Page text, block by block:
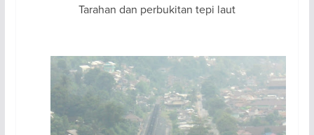
Tarahan dan perbukitan tepi laut